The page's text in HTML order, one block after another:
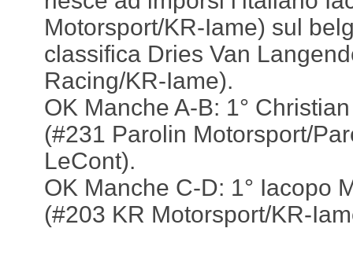
Motorsport/KR-Iame) sul
classifica Dries Van
Racing/KR-Iame).
OK Manche A-B: 1°
(#231 Parolin Motorsport/
LeCont).
OK Manche C-D: 1° Iacopo
(#203 KR Motorsport/KR-